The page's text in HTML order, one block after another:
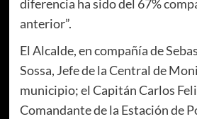
diferencia ha sido del 67%
anterior”.
El Alcalde, en compañía de
Sossa, Jefe de la Central de
municipio; el Capitán Carlos
Comandante de la Estación de